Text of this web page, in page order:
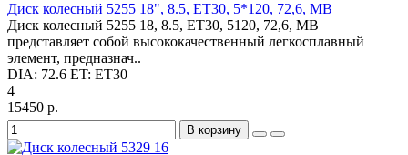
Диск колесный 5255 18", 8.5, ET30, 5*120, 72,6, MB
Диск колесный 5255 18, 8.5, ET30, 5120, 72,6, MB
представляет собой высококачественный легкосплавный
элемент, предназнач..
DIA: 72.6 ET: ET30
4
15450 р.
В корзину